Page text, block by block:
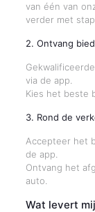
van één van
verder met stap
2. Ontvang
via de app.
Kies het beste
3. Rond de
Accepteer het
de app.
Ontvang het
auto.
Wat levert